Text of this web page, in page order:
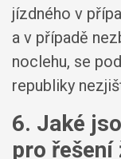
jízdného v
a v případě
noclehu, se
republiky
6. Jaké
pro